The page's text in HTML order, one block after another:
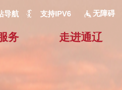
导航 支持IPV6 无障碍
务 走进通辽